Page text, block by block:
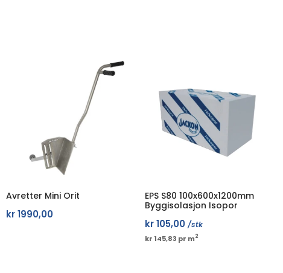
Avretter Mini Orit
kr1990,00
EPS S80 100x600x1200mm
Byggisolasjon Isopor
kr105,00 /stk
kr 145,83 pr m2